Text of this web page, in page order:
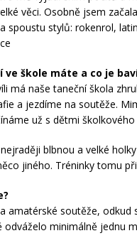
věci. Osobně jsem
spoustu stylů: rokenrol,
ve škole máte a co je
má naše taneční škola
a jezdíme na soutěže.
už s dětmi školkového
blbnou a velké
jiného. Tréninky tomu
amatérské soutěže,
odváželo minimálně jednu